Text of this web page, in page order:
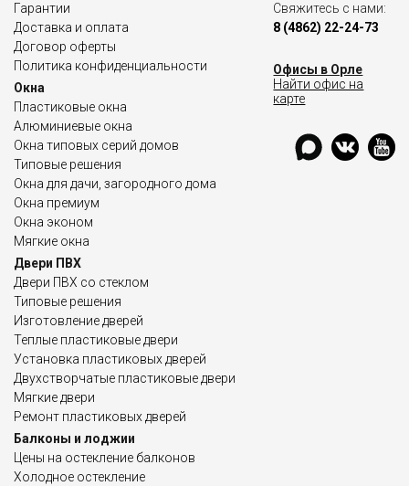
Гарантии
Доставка и оплата
Договор оферты
Политика конфиденциальности
Окна
Пластиковые окна
Алюминиевые окна
Окна типовых серий домов
Типовые решения
Окна для дачи, загородного дома
Окна премиум
Окна эконом
Мягкие окна
Двери ПВХ
Двери ПВХ со стеклом
Типовые решения
Изготовление дверей
Теплые пластиковые двери
Установка пластиковых дверей
Двухстворчатые пластиковые двери
Мягкие двери
Ремонт пластиковых дверей
Балконы и лоджии
Цены на остекление балконов
Холодное остекление
Свяжитесь с нами:
8 (4862) 22-24-73
Офисы в Орле
Найти офис на
карте